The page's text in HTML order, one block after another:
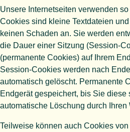
Unsere Internetseiten verwenden so
Cookies sind kleine Textdateien
keinen Schaden an. Sie werden
die Dauer einer Sitzung (Session-
(permanente Cookies) auf Ihrem
Session-Cookies werden nach
automatisch gelöscht. Permanente
Endgerät gespeichert, bis Sie
automatische Löschung durch Ihren
Teilweise können auch Cookies